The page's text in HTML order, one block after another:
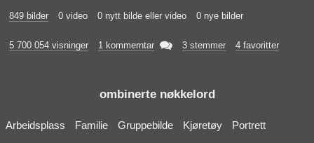
849 bilder 0 video 0 nytt bilde eller video 0 nye bilder
5 700 054 visninger 1 kommerntar  3 stemmer 4 favoritter
ombinerte nøkkelord
Arbeidsplass Familie Gruppebilde Kjøretøy Portrett